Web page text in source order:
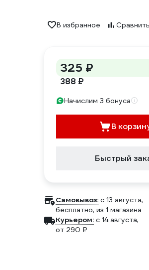
В избранное Сравнить
325 ₽
388 ₽
Начислим 3 бонуса
В
Быстрый
Самовывоз: c 13 августа,
бесплатно, из 1 магазина
Курьером: c 14 августа,
от 290 ₽